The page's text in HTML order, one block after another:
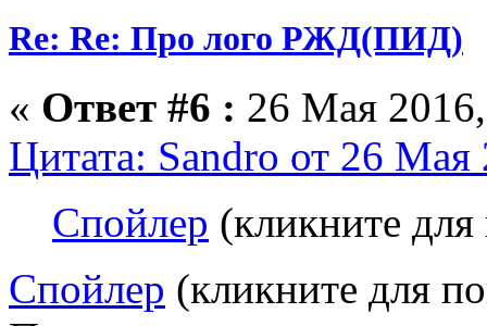
Re: Re: Про лого РЖД(ПИД)
« Ответ #6 : 26 Мая
Цитата: Sandro от 26
Спойлер (кликните
Спойлер (кликните для